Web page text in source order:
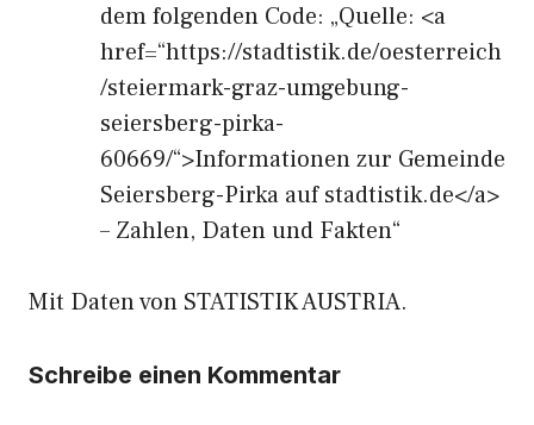
dem folgenden Code: „Quelle: <a
href=“https://stadtistik.de/oesterreich
/steiermark-graz-umgebung-
seiersberg-pirka-
60669/“>Informationen zur Gemeinde
Seiersberg-Pirka auf stadtistik.de</a>
– Zahlen, Daten und Fakten“
Mit Daten von STATISTIK AUSTRIA.
Schreibe einen Kommentar